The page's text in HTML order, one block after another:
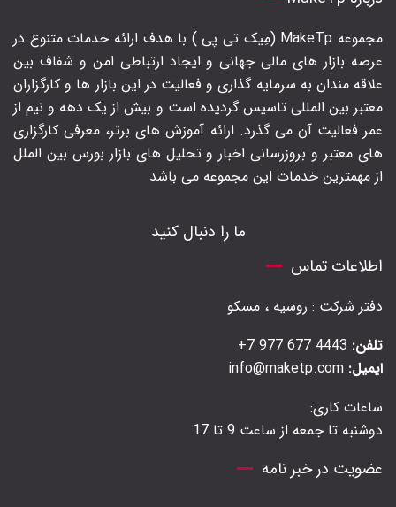
مجموعه MakeTp (مِیک تی پی ) با هدف ارائه خدمات متنوع در
عرصه بازار های مالی جهانی و ایجاد ارتباطی امن و شفاف بین
علاقه مندان به سرمایه گذاری و فعالیت در این بازار ها و کارگزاران
معتبر بین المللی تاسیس گردیده است و بیش از یک دهه و نیم از
عمر فعالیت آن می گذرد. ارائه آموزش های برتر‍، معرفی کارگزاری
های معتبر و بروزرسانی اخبار و تحلیل های بازار بورس بین الملل
از مهمترین خدمات این مجموعه می باشد
ما را دنبال کنید
اطلاعات تماس
دفتر شرکت : روسیه ، مسکو
تلفن:
ایمیل:
ساعات کاری:
دوشنبه تا جمعه از ساعت 9 تا 17
عضویت در خبر نامه